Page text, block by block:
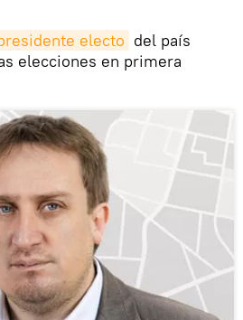
electo del país
elecciones en primera